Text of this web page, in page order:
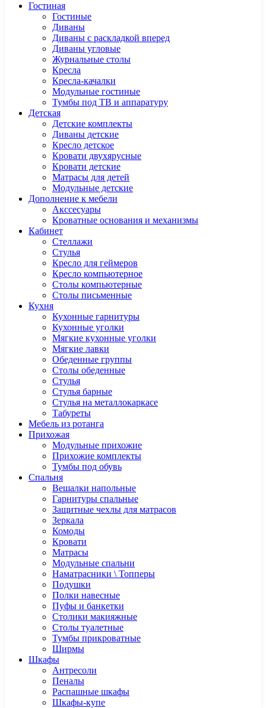
Гостиная
Гостиные
Диваны
Диваны с раскладкой вперед
Диваны угловые
Журнальные столы
Кресла
Кресла-качалки
Модульные гостиные
Тумбы под ТВ и аппаратуру
Детская
Детские комплекты
Диваны детские
Кресло детское
Кровати двухярусные
Кровати детские
Матрасы для детей
Модульные детские
Дополнение к мебели
Акссесуары
Кроватные основания и механизмы
Кабинет
Cтеллажи
Cтулья
Кресло для геймеров
Кресло компьютерное
Столы компьютерные
Столы письменные
Кухня
Кухонные гарнитуры
Кухонные уголки
Мягкие кухонные уголки
Мягкие лавки
Обеденные группы
Столы обеденные
Стулья
Стулья барные
Стулья на металлокаркасе
Табуреты
Мебель из ротанга
Прихожая
Модульные прихожие
Прихожие комплекты
Тумбы под обувь
Спальня
Вешалки напольные
Гарнитуры спальные
Защитные чехлы для матрасов
Зеркала
Комоды
Кровати
Матрасы
Модульные спальни
Наматрасники \ Топперы
Подушки
Полки навесные
Пуфы и банкетки
Столики макияжные
Столы туалетные
Тумбы прикроватные
Ширмы
Шкафы
Антресоли
Пеналы
Распашные шкафы
Шкафы-купе